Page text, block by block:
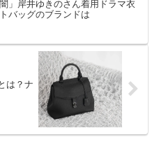
闇」岸井ゆきのさん着用ドラマ衣
バッグのブランドは
は？ナ